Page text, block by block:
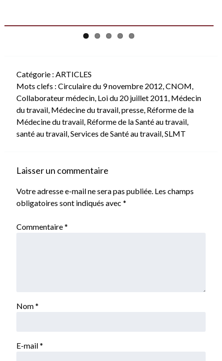
Catégorie : ARTICLES
Mots clefs : Circulaire du 9 novembre 2012 CNOM
Collaborateur médecin, Loi du 20 juillet 2011 Médecin
du travail, Médecine du travail, presse, Réforme de la
Médecine du travail, Réforme de la Santé au travail,
santé au travail, Services de Santé au travail, SLMT
Laisser un commentaire
Votre adresse e-mail ne sera pas publiée. Les champs
obligatoires sont indiqués avec *
Commentaire*
Nom*
E-mail*